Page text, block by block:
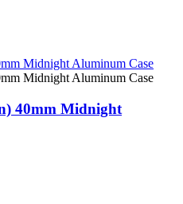
40mm Midnight